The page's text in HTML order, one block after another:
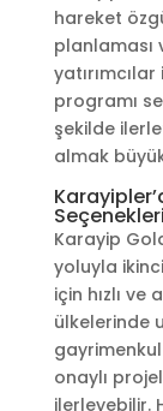
hareket
planlaması
programı
şekilde
almak
Seçenekleri
Karayip
yoluyla
için hızlı
ülkelerinde
gayrimenkul
onaylı
ilerleyebilir.